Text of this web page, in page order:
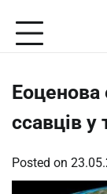
content
Еоценова
ссавців
Posted on